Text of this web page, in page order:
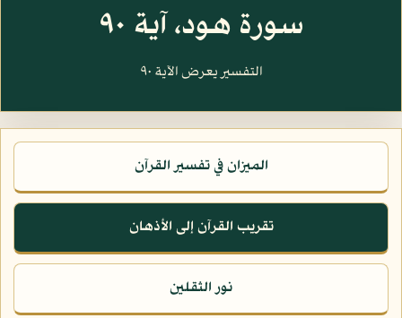
سورة هود، آية ٩٠
التفسير يعرض الآية ٩٠
الميزان في تفسير القرآن
تقريب القرآن إلى الأذهان
نور الثقلين